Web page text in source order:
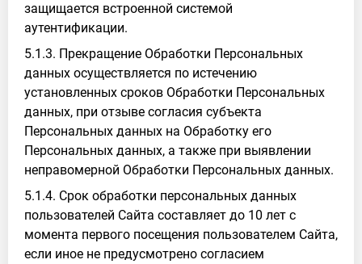
защищается встроенной системой
аутентификации.
5.1.3. Прекращение Обработки Персональных
данных осуществляется по истечению
установленных сроков Обработки Персональных
данных, при отзыве согласия субъекта
Персональных данных на Обработку его
Персональных данных, а также при выявлении
неправомерной Обработки Персональных данных.
5.1.4. Срок обработки персональных данных
пользователей Сайта составляет до 10 лет с
момента первого посещения пользователем Сайта,
если иное не предусмотрено согласием